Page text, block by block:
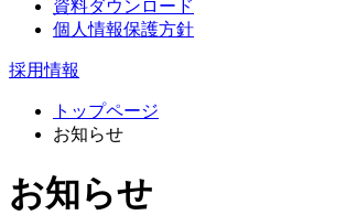
資料ダウンロード
個人情報保護方針
採用情報
トップページ
お知らせ
お知らせ